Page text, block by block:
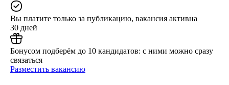
Вы платите только за публикацию, вакансия активна
30 дней
Бонусом подберём до 10 кандидатов: с ними можно сразу
связаться
Разместить вакансию